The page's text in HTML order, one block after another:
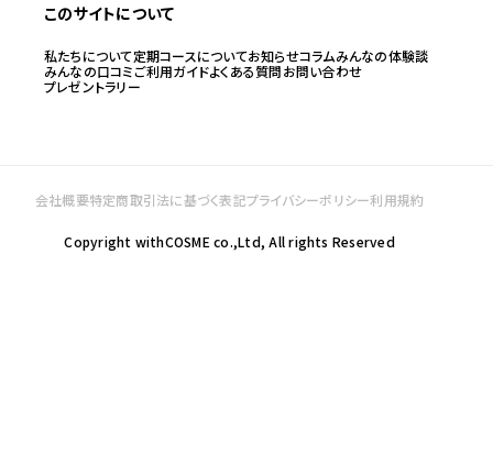
このサイトについて
私たちについて定期コースについてお知らせコラムみんなの体験談
みんなの口コミご利用ガイドよくある質問お問い合わせ
プレゼントラリー
会社概要特定商取引法に基づく表記プライバシーポリシー利用規約
Copyright withCOSME co.,Ltd, All rights Reserved